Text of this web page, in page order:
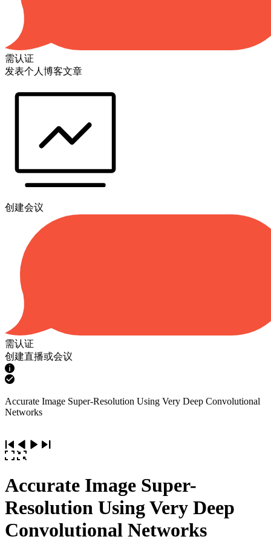
需认证
发表个人博客文章
创建会议
需认证
创建直播或会议
Accurate Image Super-Resolution Using Very Deep Convolutional
Networks
Accurate Image Super-
Resolution Using Very Deep
Convolutional Networks